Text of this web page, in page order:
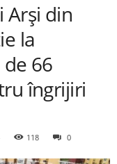
Arși din
la
66
îngrijiri
118 0